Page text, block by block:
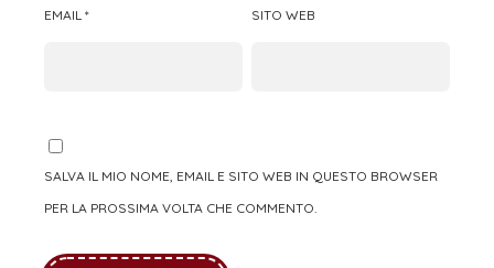
EMAIL * SITO WEB
SALVA IL MIO NOME, EMAIL E SITO WEB IN QUESTO BROWSER
PER LA PROSSIMA VOLTA CHE COMMENTO.